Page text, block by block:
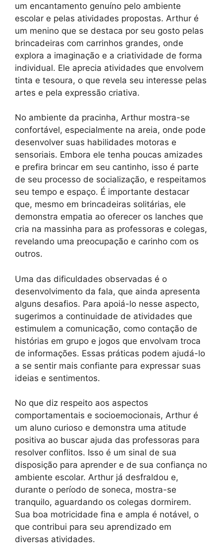
um encantamento genuíno pelo ambiente
escolar e pelas atividades propostas. Arthur é
um menino que se destaca por seu gosto pelas
brincadeiras com carrinhos grandes, onde
explora a imaginação e a criatividade de forma
individual. Ele aprecia atividades que envolvem
tinta e tesoura, o que revela seu interesse pelas
artes e pela expressão criativa.
No ambiente da pracinha, Arthur mostra-se
confortável, especialmente na areia, onde pode
desenvolver suas habilidades motoras e
sensoriais. Embora ele tenha poucas amizades
e prefira brincar em seu cantinho, isso é parte
de seu processo de socialização, e respeitamos
seu tempo e espaço. É importante destacar
que, mesmo em brincadeiras solitárias, ele
demonstra empatia ao oferecer os lanches que
cria na massinha para as professoras e colegas,
revelando uma preocupação e carinho com os
outros.
Uma das dificuldades observadas é o
desenvolvimento da fala, que ainda apresenta
alguns desafios. Para apoiá-lo nesse aspecto,
sugerimos a continuidade de atividades que
estimulem a comunicação, como contação de
histórias em grupo e jogos que envolvam troca
de informações. Essas práticas podem ajudá-lo
a se sentir mais confiante para expressar suas
ideias e sentimentos.
No que diz respeito aos aspectos
comportamentais e socioemocionais, Arthur é
um aluno curioso e demonstra uma atitude
positiva ao buscar ajuda das professoras para
resolver conflitos. Isso é um sinal de sua
disposição para aprender e de sua confiança no
ambiente escolar. Arthur já desfraldou e,
durante o período de soneca, mostra-se
tranquilo, aguardando os colegas dormirem.
Sua boa motricidade fina e ampla é notável, o
que contribui para seu aprendizado em
diversas atividades.